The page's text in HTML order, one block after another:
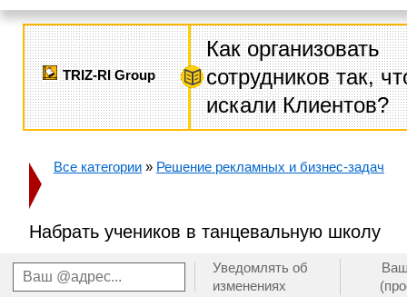
TRIZ-RI Group
Как организовать
сотрудников так,
искали Клиентов?
Все категории » Решение рекламных и бизнес-задач
Набрать учеников в танцевальную школу
Уведомлять об
изменениях